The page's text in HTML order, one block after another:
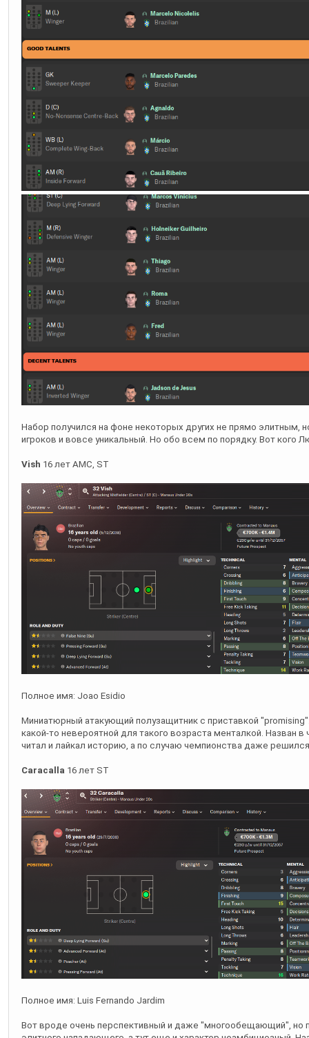
Набор получился на фоне некоторых других не прямо элитным,
игроков и вовсе уникальный. Но обо всем по порядку. Вот кого
Vish 16 лет AMC, ST
Полное имя: Joao Esidio
Миниатюрный атакующий полузащитник с приставкой
какой-то невероятной для такого возраста менталкой. Назван
читал и лайкал историю, а по случаю чемпионства даже
Caracalla 16 лет ST
Полное имя: Luis Fernando Jardim
Вот вроде очень перспективный и даже "многообещающий", но